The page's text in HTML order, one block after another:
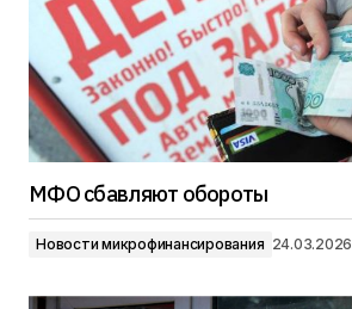
МФО сбавляют обороты
Новости микрофинансирования 24.03.2026